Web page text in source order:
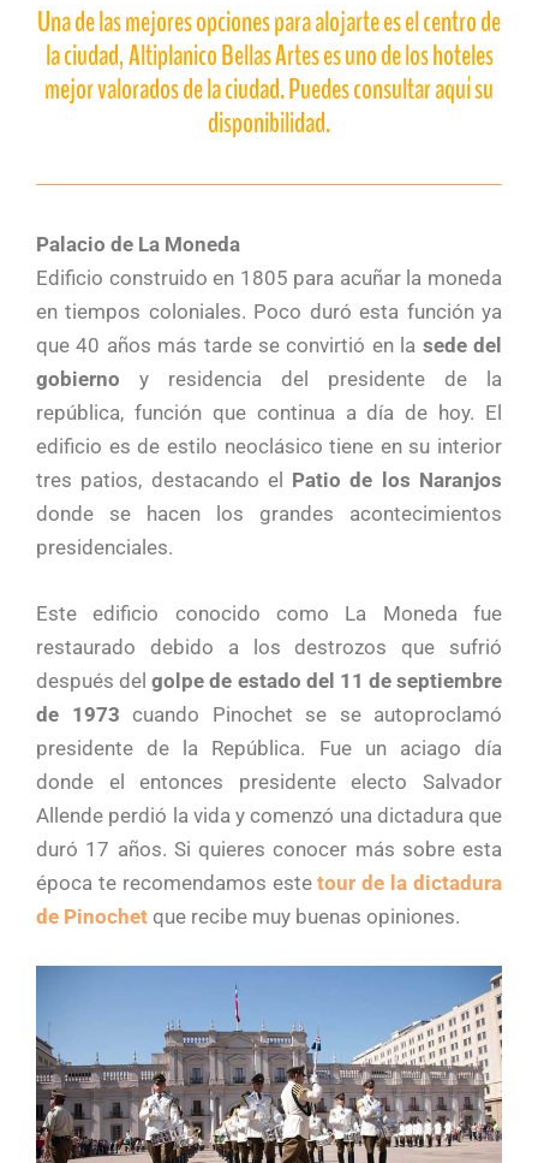
Una de las mejores opciones para alojarte es el centro de
la ciudad, Altiplanico Bellas Artes es uno de los hoteles
mejor valorados de la ciudad. Puedes consultar aquí su
disponibilidad.
Palacio de La Moneda
Edificio construido en 1805 para acuñar la moneda
en tiempos coloniales. Poco duró esta función ya
que 40 años más tarde se convirtió en la sede del
gobierno y residencia del presidente de la
república, función que continua a día de hoy. El
edificio es de estilo neoclásico tiene en su interior
tres patios, destacando el Patio de los Naranjos
donde se hacen los grandes acontecimientos
presidenciales.
Este edificio conocido como La Moneda fue
restaurado debido a los destrozos que sufrió
después delgolpe de estado del 11 de septiembre
de 1973 cuando Pinochet se se autoproclamó
presidente de la República. Fue un aciago día
donde el entonces presidente electo Salvador
Allende perdió la vida y comenzó una dictadura que
duró 17 años. Si quieres conocer más sobre esta
época te recomendamos estetour de la dictadura
de Pinochet que recibe muy buenas opiniones.